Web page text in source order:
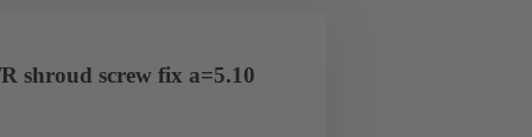
shroud screw fix a=5.10